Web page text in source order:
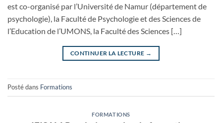
est co-organisé par l’Université de Namur (département de
psychologie), la Faculté de Psychologie et des Sciences de
l’Education de l’UMONS, la Faculté des Sciences […]
CONTINUER LA LECTURE →
Posté dans Formations
FORMATIONS